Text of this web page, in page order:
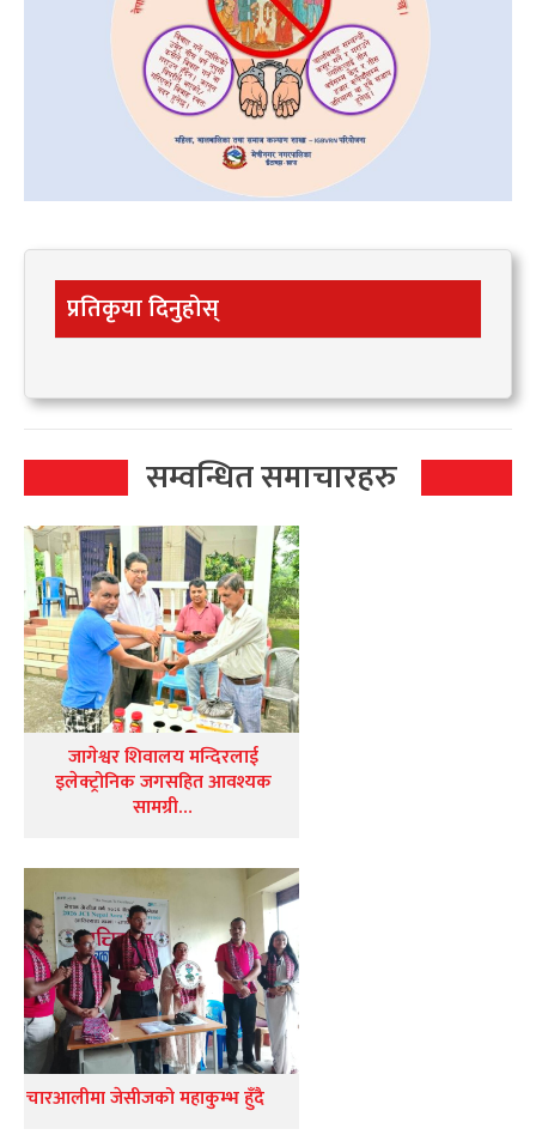
प्रतिकृया दिनुहोस्
सम्वन्धित समाचारहरु
जागेश्वर शिवालय मन्दिरलाई
इलेक्ट्रोनिक जगसहित आवश्यक
सामग्री…
चारआलीमा जेसीजको महाकुम्भ हुँदै